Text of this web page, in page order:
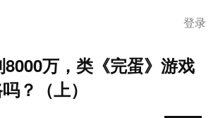
登录
8000万，类《完蛋》游戏
？（上）